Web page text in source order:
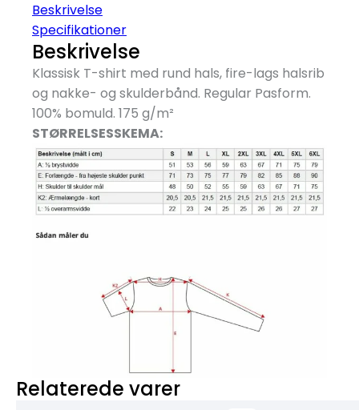
Beskrivelse
Specifikationer
Beskrivelse
Klassisk T-shirt med rund hals, fire-lags halsrib
og nakke- og skulderbånd. Regular Pasform.
100% bomuld. 175 g/m²
STØRRELSESSKEMA:
Relaterede varer